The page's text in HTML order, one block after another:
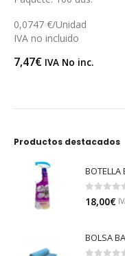
0,1058 €/Unidad
IVA no incluido
10,58 € IVA No
Productos destacados
BOTELLA
0 out of 5
18,00€
BOLSA